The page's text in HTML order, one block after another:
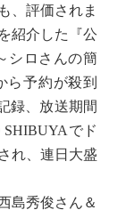
、評価されま
紹介した『公
シロさんの簡
ら予約が殺到
録、放送期間
でド
れ、連日大盛
島秀俊さん＆